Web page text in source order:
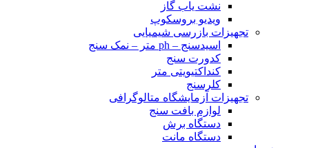
نشت یاب گاز
ویدیو بروسکوپ
تجهیزات بازرسی شیمیایی
اسیدسنج – ph متر – نمک سنج
کدورت سنج
کنداکتیویتی متر
کلرسنج
تجهیزات آزمایشگاه متالوگرافی
لوازم بافت سنج
دستگاه برش
دستگاه مانت